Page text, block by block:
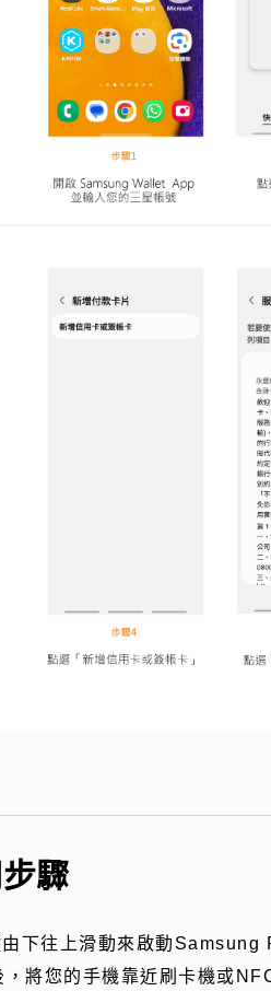
驟
下往上滑動來啟動 Samsung
，將您的手機靠近刷卡機或